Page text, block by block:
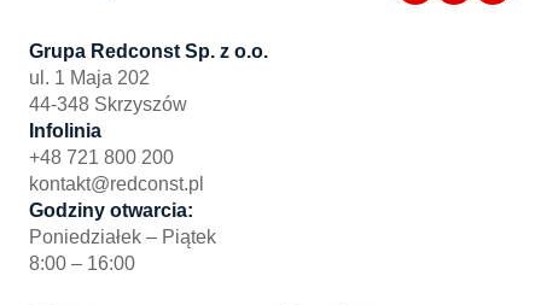
Grupa Redconst Sp. z o.o.
ul. 1 Maja 202
44-348 Skrzyszów
Infolinia
+48 721 800 200
kontakt@redconst.pl
Godziny otwarcia:
Poniedziałek – Piątek
8:00 – 16:00